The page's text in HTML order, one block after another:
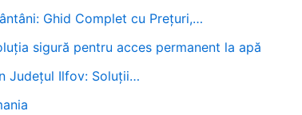
Ghid Complet cu Prețuri,…
sigură pentru acces permanent la apă
Județul Ilfov: Soluții…